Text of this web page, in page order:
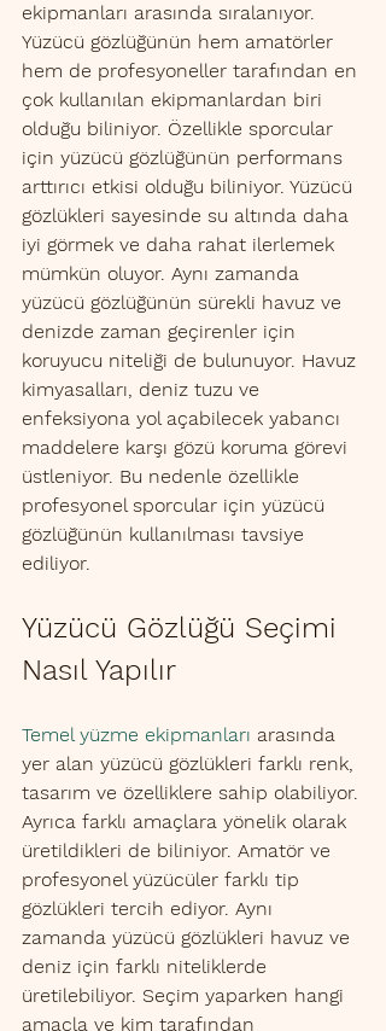
ekipmanları arasında sıralanıyor.
Yüzücü gözlüğünün hem amatörler
hem de profesyoneller tarafından en
çok kullanılan ekipmanlardan biri
olduğu biliniyor. Özellikle sporcular
için yüzücü gözlüğünün performans
arttırıcı etkisi olduğu biliniyor. Yüzücü
gözlükleri sayesinde su altında daha
iyi görmek ve daha rahat ilerlemek
mümkün oluyor. Aynı zamanda
yüzücü gözlüğünün sürekli havuz ve
denizde zaman geçirenler için
koruyucu niteliği de bulunuyor. Havuz
kimyasalları, deniz tuzu ve
enfeksiyona yol açabilecek yabancı
maddelere karşı gözü koruma görevi
üstleniyor. Bu nedenle özellikle
profesyonel sporcular için yüzücü
gözlüğünün kullanılması tavsiye
ediliyor.
Yüzücü Gözlüğü Seçimi
Nasıl Yapılır
Temel yüzme ekipmanları arasında
yer alan yüzücü gözlükleri farklı renk,
tasarım ve özelliklere sahip olabiliyor.
Ayrıca farklı amaçlara yönelik olarak
üretildikleri de biliniyor. Amatör ve
profesyonel yüzücüler farklı tip
gözlükleri tercih ediyor. Aynı
zamanda yüzücü gözlükleri havuz ve
deniz için farklı niteliklerde
üretilebiliyor. Seçim yaparken hangi
amaçla ve kim tarafından